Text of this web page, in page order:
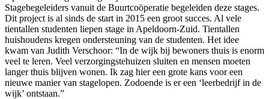
Stagebegeleiders vanuit de Buurtcoöperatie begeleiden deze stages.
Dit project is al sinds de start in 2015 een groot succes. Al vele
tientallen studenten liepen stage in Apeldoorn-Zuid. Tientallen
huishoudens kregen ondersteuning van de studenten. Het idee
kwam van Judith Verschoor: “In de wijk bij bewoners thuis is enorm
veel te leren. Veel verzorgingstehuizen sluiten en mensen moeten
langer thuis blijven wonen. Ik zag hier een grote kans voor een
nieuwe manier van stagelopen. Zodoende is er een ‘leerbedrijf in de
wijk’ ontstaan.”